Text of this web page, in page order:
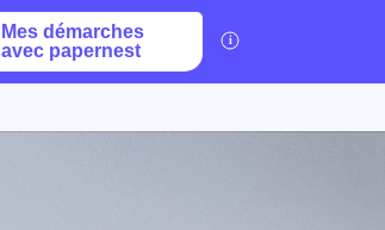
Mes démarches
avec papernest